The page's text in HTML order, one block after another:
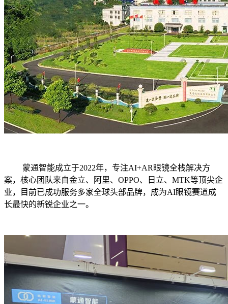
蒙通智能成立于2022年，专注AI+AR眼镜全栈解决方
案，核心团队来自金立、阿里、OPPO、日立、MTK等顶尖企
业，目前已成功服务多家全球头部品牌，成为AI眼镜赛道成
长最快的新锐企业之一。